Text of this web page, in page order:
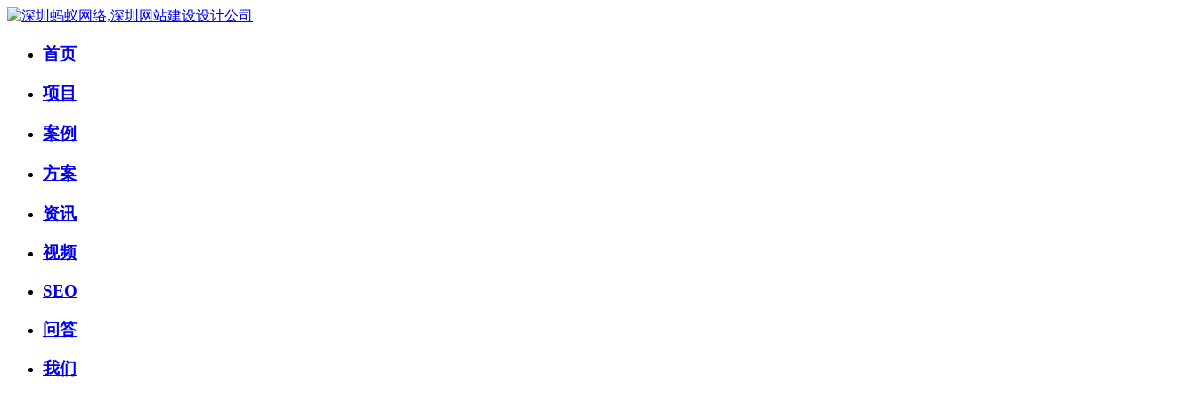
首页
项目
案例
方案
资讯
视频
SEO
问答
我们